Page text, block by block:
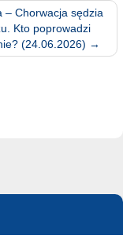
– Chorwacja sędzia
Kto poprowadzi
(24.06.2026) →